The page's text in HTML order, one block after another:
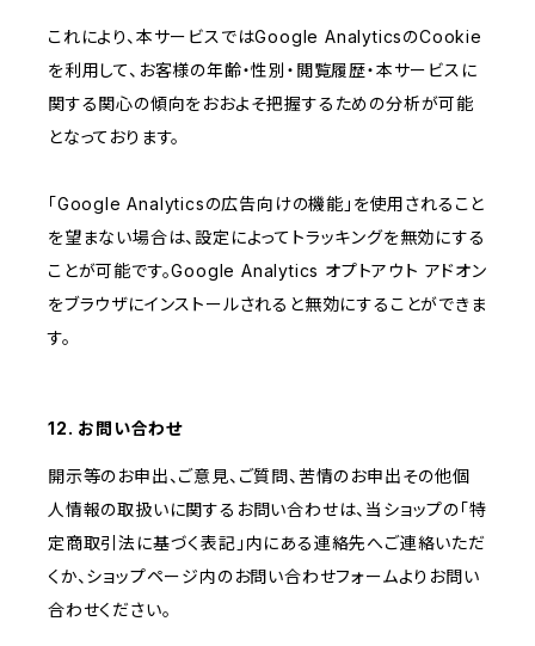
これにより、本サービスではGoogle AnalyticsのCookie
を利用して、お客様の年齢・性別・閲覧履歴・本サービスに
関する関心の傾向をおおよそ把握するための分析が可能
となっております。
「Google Analyticsの広告向けの機能」を使用されること
を望まない場合は、設定によってトラッキングを無効にする
ことが可能です。Google Analytics オプトアウト アドオン
をブラウザにインストールされると無効にすることができま
す。
12. お問い合わせ
開示等のお申出、ご意見、ご質問、苦情のお申出その他個
人情報の取扱いに関するお問い合わせは、当ショップの「特
定商取引法に基づく表記」内にある連絡先へご連絡いただ
くか、ショップページ内のお問い合わせフォームよりお問い
合わせください。